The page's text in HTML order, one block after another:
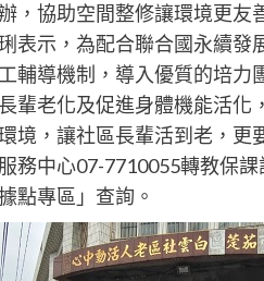
，協助空間整修讓環境更友
表示，為配合聯合國永續發
輔導機制，導入優質的培
輩老化及促進身體機能活
境，讓社區長輩活到老，更
務中心07-7710055轉教保
點專區」查詢。